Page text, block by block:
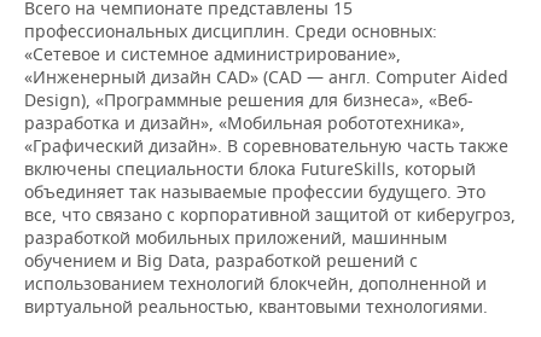
ОТКРЫТАЯ ЛЕКЦИЯ
БАСКЕТБОЛ
ВОЛЕЙБОЛ
КИБЕРСПОРТ
ФИГУРНОЕ КАТАНИЕ
ВОДНЫЕ ВИДЫ СПОРТА
ХОККЕЙ С МЯЧОМ
ИНФРАСТРУКТУРА
ИСТОРИЯ
КУЛЬТУРА
МЕДИЦИНА
ОБРАЗОВАНИЕ
ПРОИСШЕСТВИЯ
СПРАВОЧНИК
СПИСОК ПЕРСОН
СПИСОК КОМПАНИЙ
ПОЛНАЯ ВЕРСИЯ
Всего на чемпионате представлены 15
профессиональных дисциплин. Среди основных:
«Сетевое и системное администрирование»,
«Инженерный дизайн CAD» (CAD — англ. Computer Aided
Design), «Программные решения для бизнеса», «Веб-
разработка и дизайн», «Мобильная робототехника»,
«Графический дизайн». В соревновательную часть также
включены специальности блока FutureSkills, который
объединяет так называемые профессии будущего. Это
все, что связано с корпоративной защитой от киберугроз,
разработкой мобильных приложений, машинным
обучением и Big Data, разработкой решений с
использованием технологий блокчейн, дополненной и
виртуальной реальностью, квантовыми технологиями.